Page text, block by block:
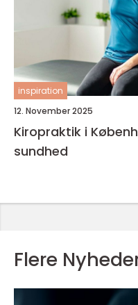
inspiration
12. November 2025
Kiropraktik i
sundhed
Flere